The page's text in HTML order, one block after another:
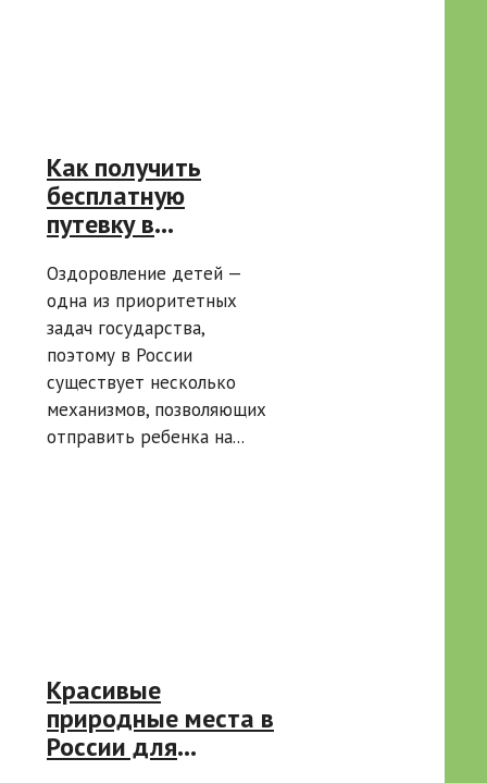
Как получить
бесплатную
путевку в
ребенка:
инструкция для
родителей
Оздоровление детей —
одна из приоритетных
задач государства,
поэтому в России
существует несколько
механизмов, позволяющих
отправить ребенка на...
Красивые
природные места в
России для